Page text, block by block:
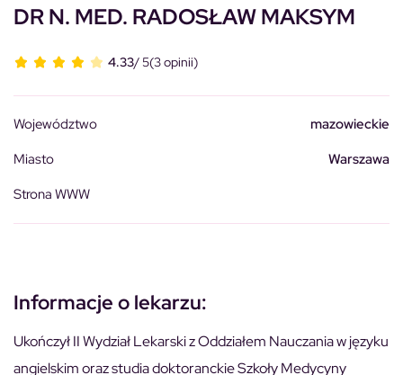
DR N. MED. RADOSŁAW MAKSYM
4.33/ 5(3 opinii)
Województwo
mazowieckie
Miasto
Warszawa
Strona WWW
Informacje o lekarzu:
Ukończył II Wydział Lekarski z Oddziałem Nauczania w języku
angielskim oraz studia doktoranckie Szkoły Medycyny